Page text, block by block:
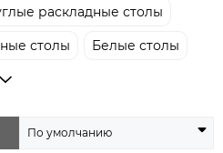
раскладные столы
столы Белые столы